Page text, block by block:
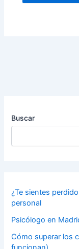
Buscar
¿Te sientes
personal
Psicólogo en
Cómo superar los